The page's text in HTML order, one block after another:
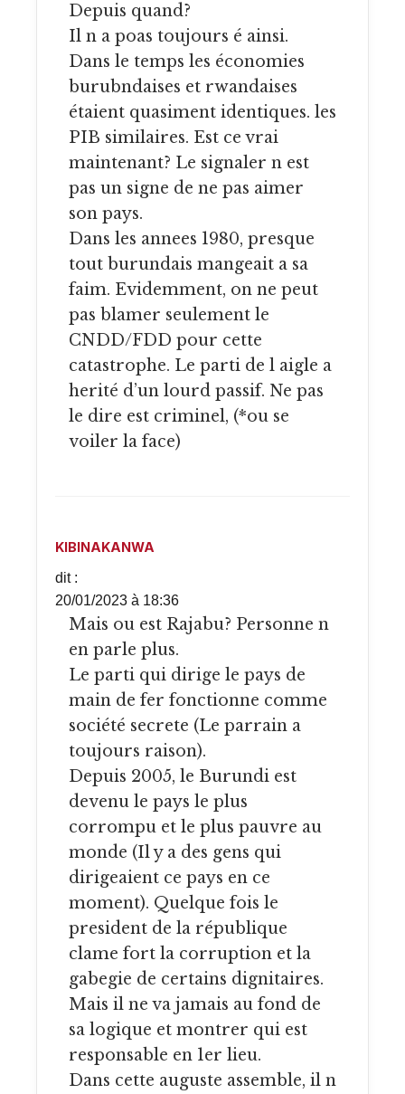
Depuis quand?
Il n a poas toujours é ainsi.
Dans le temps les économies
burubndaises et rwandaises
étaient quasiment identiques. les
PIB similaires. Est ce vrai
maintenant? Le signaler n est
pas un signe de ne pas aimer
son pays.
Dans les annees 1980, presque
tout burundais mangeait a sa
faim. Evidemment, on ne peut
pas blamer seulement le
CNDD/FDD pour cette
catastrophe. Le parti de l aigle a
herité d’un lourd passif. Ne pas
le dire est criminel, (*ou se
voiler la face)
KIBINAKANWA
dit :
20/01/2023 à 18:36
Mais ou est Rajabu? Personne n
en parle plus.
Le parti qui dirige le pays de
main de fer fonctionne comme
société secrete (Le parrain a
toujours raison).
Depuis 2005, le Burundi est
devenu le pays le plus
corrompu et le plus pauvre au
monde (Il y a des gens qui
dirigeaient ce pays en ce
moment). Quelque fois le
president de la république
clame fort la corruption et la
gabegie de certains dignitaires.
Mais il ne va jamais au fond de
sa logique et montrer qui est
responsable en 1er lieu.
Dans cette auguste assemble, il n